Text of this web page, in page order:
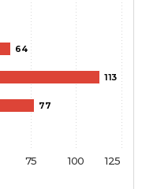
64
113
77
100
75 125